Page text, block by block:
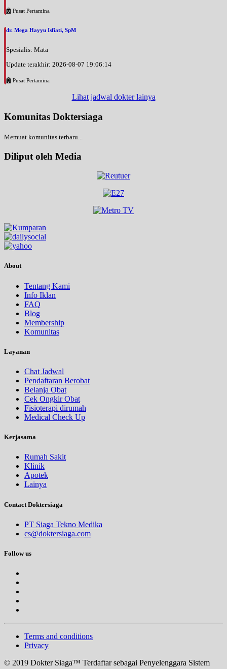
Pusat Pertamina
dr. Mega Hayyu Isfiati, SpM
Spesialis: Mata
Update terakhir: 2026-08-07 19:06:14
Pusat Pertamina
Lihat jadwal dokter lainya
Komunitas Doktersiaga
Memuat komunitas terbaru...
Diliput oleh Media
About
Tentang Kami
Info Iklan
FAQ
Blog
Membership
Komunitas
Layanan
Chat Jadwal
Pendaftaran Berobat
Belanja Obat
Cek Ongkir Obat
Fisioterapi dirumah
Medical Check Up
Kerjasama
Rumah Sakit
Klinik
Apotek
Lainya
Contact Doktersiaga
PT Siaga Tekno Medika
cs@doktersiaga.com
Follow us
Terms and conditions
Privacy
© 2019 Dokter Siaga™ Terdaftar sebagai Penyelenggara Sistem